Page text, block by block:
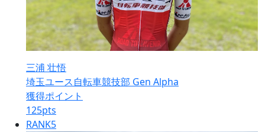
三浦 壮悟
埼玉ユース自転車競技部 Gen Alpha
獲得ポイント
125pts
RANK5